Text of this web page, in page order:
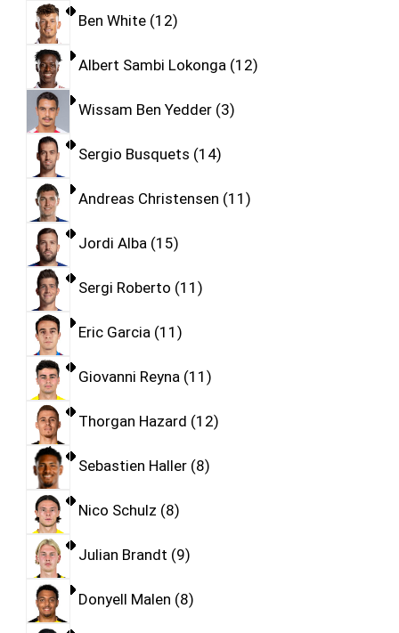
Ben White 12
Albert Sambi Lokonga 12
Wissam Ben Yedder 3
Sergio Busquets 14
Andreas Christensen 11
Jordi Alba 15
Sergi Roberto 11
Eric Garcia 11
Giovanni Reyna 11
Thorgan Hazard 12
Sebastien Haller 8
Nico Schulz 8
Julian Brandt 9
Donyell Malen 8